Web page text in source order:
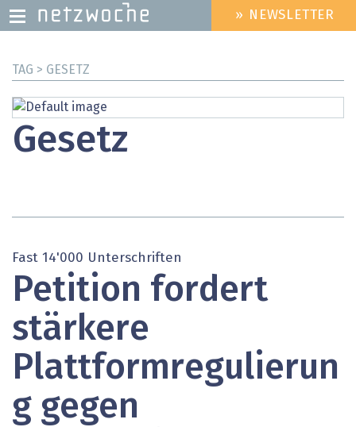
zum
HEADER
MENU
» NEWSLETTER
TAG > GESETZ
Gesetz
Fast 14'000 Unterschriften
Petition fordert
stärkere
Plattformregulierun
g gegen